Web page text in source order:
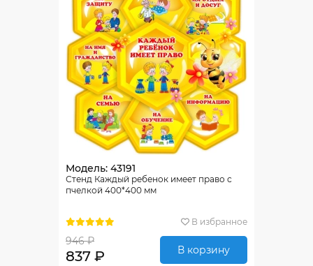
Модель: 43191
Стенд Каждый ребенок имеет право с
пчелкой 400*400 мм
В избранное
946 ₽
837 ₽ В корзину